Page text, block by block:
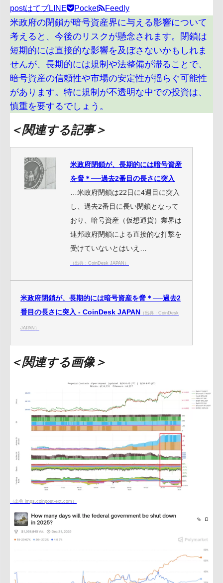
postはてブLINE Pocket Feedly
米政府の閉鎖が暗号資産界に与える影響について
考えると、今後のリスクが懸念されます。閉鎖は
短期的には直接的な影響を及ぼさないかもしれま
せんが、長期的には規制や法整備が滞ることで、
暗号資産の信頼性や市場の安定性が揺らぐ可能性
があります。特に規制が不透明な中での投資は、
慎重を要するでしょう。
＜関連する記事＞
米政府閉鎖が、長期的には暗号資産
を脅＊──過去2番目の長さに突入
…米政府閉鎖は22日に4週目に突入
し、過去2番目に長い閉鎖となって
おり、暗号資産（仮想通貨）業界は
連邦政府閉鎖による直接的な打撃を
受けていないとはいえ…
（出典：CoinDesk JAPAN）
米政府閉鎖が、長期的には暗号資産を脅＊──過去2
番目の長さに突入 - CoinDesk JAPAN （出典：CoinDesk
JAPAN）
＜関連する画像＞
（出典 imgs.coinpost-ext.com）